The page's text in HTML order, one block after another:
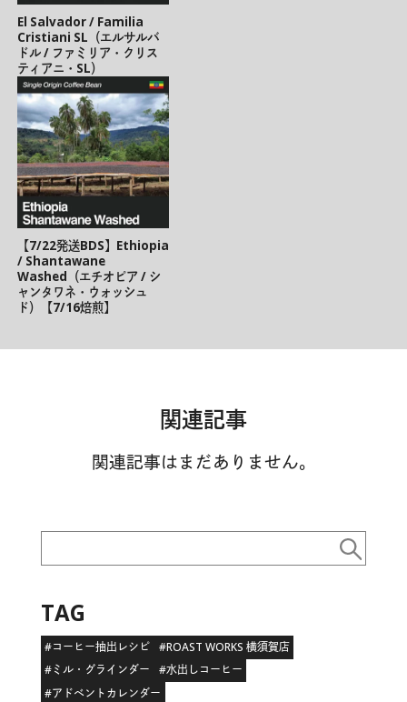
El Salvador / Familia
Cristiani SL（エルサルバ
ドル / ファミリア・クリス
ティアニ・SL）
【7/22発送BDS】Ethiopia
/ Shantawane
Washed（エチオピア / シ
ャンタワネ・ウォッシュ
ド）【7/16焙煎】
関連記事
関連記事はまだありません。
TAG
#コーヒー抽出レシピ #ROAST WORKS 横須賀店
#ミル・グラインダー
#水出しコーヒー
#アドベントカレンダー